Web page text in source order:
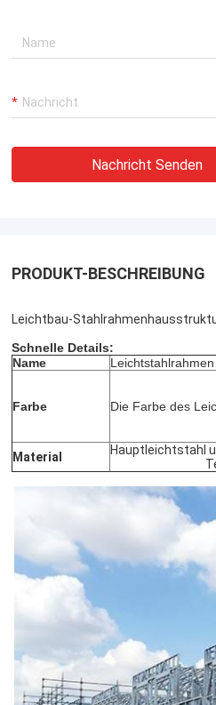
Nachricht Senden
PRODUKT-BESCHREIBUNG
Leichtbau-
Schnelle Details:
Name
Leichtstahlrahmen
Farbe Die Farbe des
Material
Hauptleichtstahl